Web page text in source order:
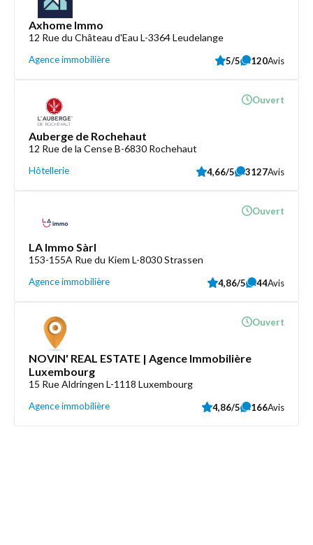
Axhome Immo
12 Rue du Château d'Eau L-3364 Leudelange
Agence immobilière 5/5 120Avis
Auberge de Rochehaut
12 Rue de la Cense B-6830 Rochehaut
Hôtellerie
Ouvert
4,66/5 3127Avis
LA Immo Sàrl
153-155A Rue du Kiem L-8030 Strassen
Agence immobilière
Ouvert
4,86/5 44Avis
NOVIN' REAL ESTATE | Agence Immobilière
Luxembourg
15 Rue Aldringen L-1118 Luxembourg
Agence immobilière
Ouvert
4,86/5 166Avis